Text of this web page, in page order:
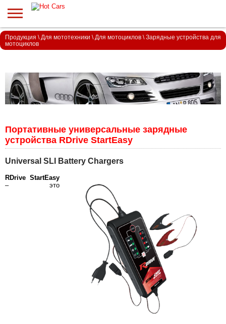
Продукция \ Для мототехники \ Для мотоциклов \ Зарядные устройства для
мотоциклов
Портативные универсальные зарядные
устройства RDrive StartEasy
Universal SLI Battery Chargers
RDrive StartEasy
– это